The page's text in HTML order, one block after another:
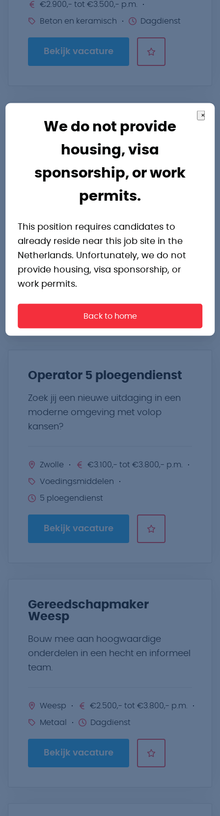
×
We do not provide
housing, visa
sponsorship, or work
permits.
This position requires candidates to
already reside near this job site in the
Netherlands. Unfortunately, we do not
provide housing, visa sponsorship, or
work permits.
Back to home
€2.900,- tot €3.500,- p.m.
Beton en keramisch Dagdienst
Bekijk vacature
Productie
Operator Verpakking
deel uit van een groeiend team in de
Veghel €2.500,- tot €3.500,- p.m.
2 ploegendienst
Operator 5 ploegendienst
Zoek jij een nieuwe uitdaging in een
moderne omgeving met volop
kansen?
Zwolle €3.100,- tot €3.800,- p.m.
Voedingsmiddelen
5 ploegendienst
Bekijk vacature
Gereedschapmaker
Weesp
Bouw mee aan hoogwaardige
onderdelen in een hecht en informeel
team.
Weesp €2.500,- tot €3.800,- p.m.
Metaal Dagdienst
Bekijk vacature